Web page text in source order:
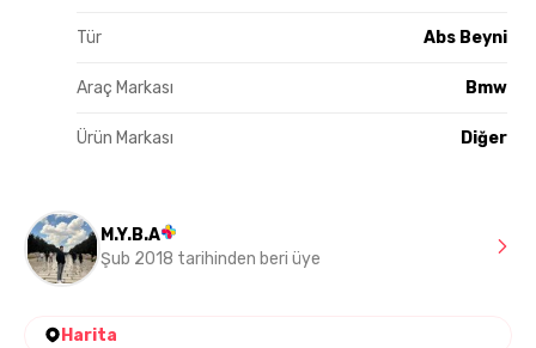
Tür Abs Beyni
Araç Markası Bmw
Ürün Markası Diğer
M.Y.B.A
Şub 2018 tarihinden beri üye
Harita